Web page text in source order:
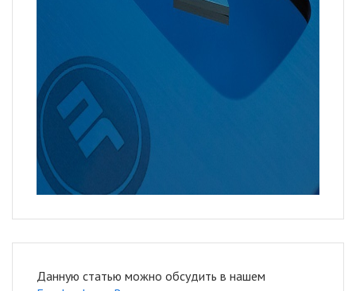
Данную статью можно обсудить в нашем